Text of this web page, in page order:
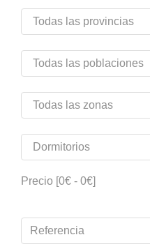
Precio [0€ - 0€]